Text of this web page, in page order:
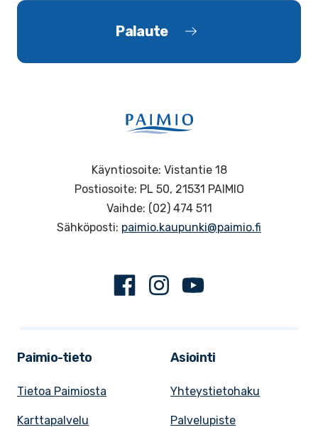
Palaute
Käyntiosoite: Vistantie 18
Postiosoite: PL 50, 21531 PAIMIO
Vaihde: (02) 474 511
Sähköposti: paimio.kaupunki@paimio.fi
FacebookInstagram
Paimio-tieto
Tietoa Paimiosta
Karttapalvelu
Asiointi
Yhteystietohaku
Palvelupiste